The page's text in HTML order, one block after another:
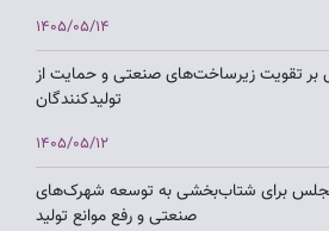
1405/05/14
بر تقویت زیرساخت‌های صنعتی و حمایت از
تولیدکنندگان
1405/05/12
مجلس برای شتاب‌بخشی به توسعه شهرک‌های
صنعتی و رفع موانع تولید